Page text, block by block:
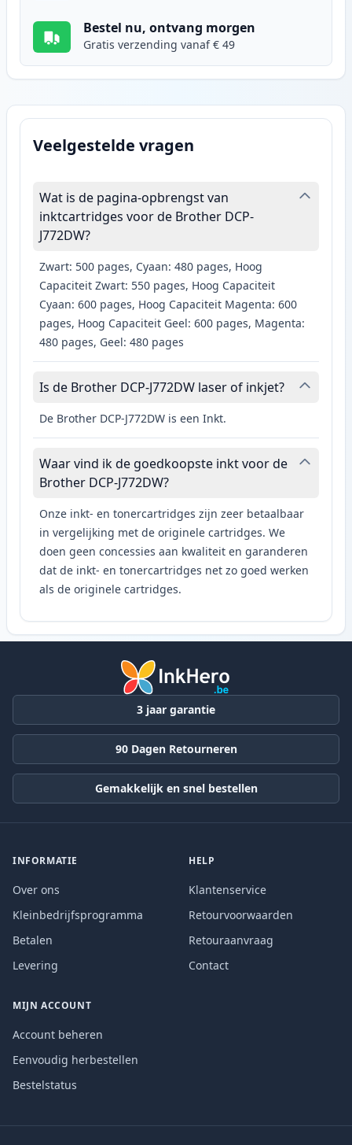
Bestel nu, ontvang morgen
Gratis verzending vanaf € 49
Veelgestelde vragen
Wat is de pagina-opbrengst van
inktcartridges voor de Brother DCP-
J772DW?
Zwart: 500 pages, Cyaan: 480 pages, Hoog
Capaciteit Zwart: 550 pages, Hoog Capaciteit
Cyaan: 600 pages, Hoog Capaciteit Magenta: 600
pages, Hoog Capaciteit Geel: 600 pages, Magenta:
480 pages, Geel: 480 pages
Is de Brother DCP-J772DW laser of inkjet?
De Brother DCP-J772DW is een Inkt.
Waar vind ik de goedkoopste inkt voor de
Brother DCP-J772DW?
Onze inkt- en tonercartridges zijn zeer betaalbaar
in vergelijking met de originele cartridges. We
doen geen concessies aan kwaliteit en garanderen
dat de inkt- en tonercartridges net zo goed werken
als de originele cartridges.
3 jaar garantie
90 Dagen Retourneren
Gemakkelijk en snel bestellen
INFORMATIE
Over ons
Kleinbedrijfsprogramma
Betalen
Levering
HELP
Klantenservice
Retourvoorwaarden
Retouraanvraag
Contact
MIJN ACCOUNT
Account beheren
Eenvoudig herbestellen
Bestelstatus